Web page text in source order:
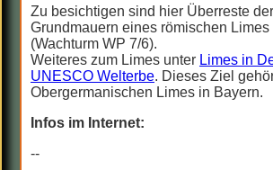
Zu besichtigen sind hier Überreste der
Grundmauern eines römischen Limes
(Wachturm WP 7/6).
Weiteres zum Limes unter Limes in
UNESCO Welterbe. Dieses Ziel
Obergermanischen Limes in Bayern.
Infos im Internet:
--